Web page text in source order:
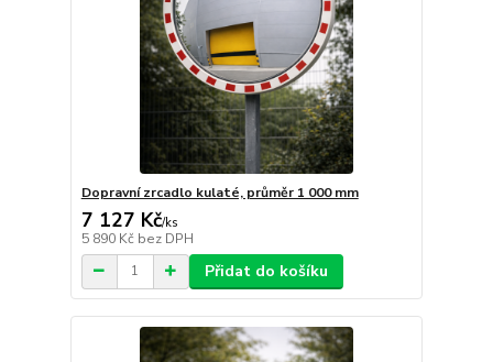
Dopravní zrcadlo kulaté, průměr 1 000 mm
7 127 Kč/ks
5 890 Kč bez DPH
Přidat do košíku